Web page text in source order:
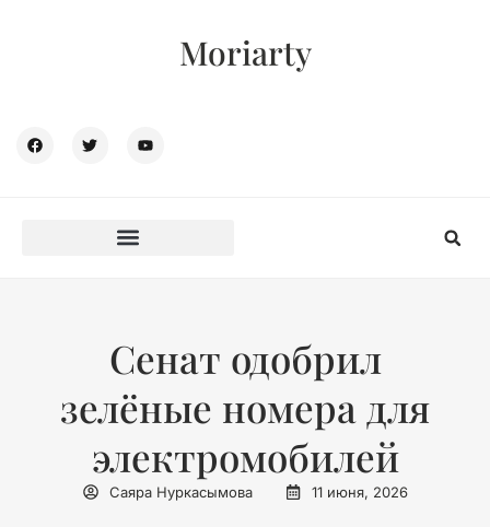
Moriarty
Сенат одобрил
зелёные номера для
электромобилей
Саяра Нуркасымова 11 июня, 2026